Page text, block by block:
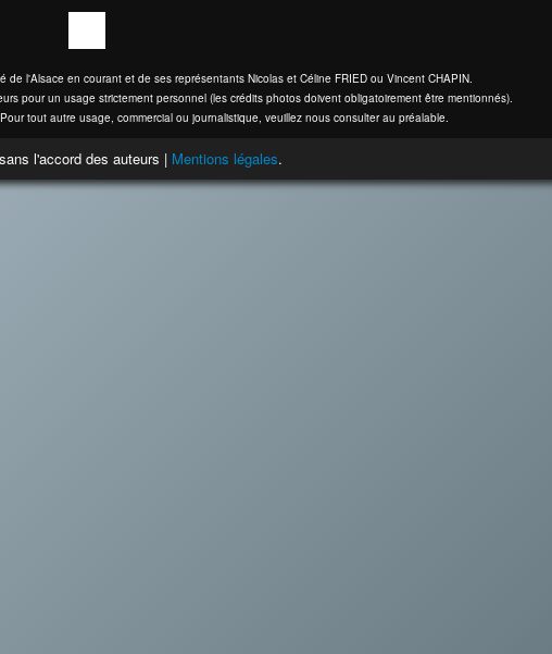
l'Alsace en courant et de ses représentants Nicolas et Céline FRIED ou Vincent CHAPIN.
pour un usage strictement personnel (les crédits photos doivent obligatoirement être mentionnés).
tout autre usage, commercial ou journalistique, veuillez nous consulter au préalable.
l'accord des auteurs | Mentions légales.